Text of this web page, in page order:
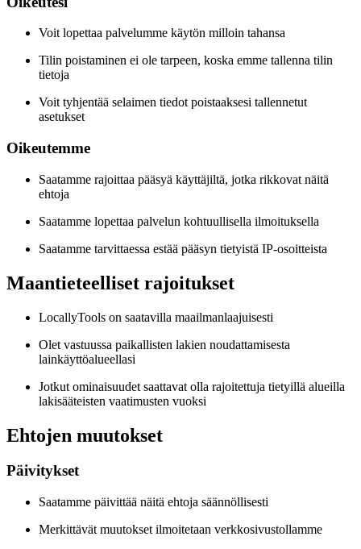
Voit lopettaa palvelumme käytön milloin tahansa
Tilin poistaminen ei ole tarpeen, koska emme tallenna tilin
tietoja
Voit tyhjentää selaimen tiedot poistaaksesi tallennetut
asetukset
Oikeutemme
Saatamme rajoittaa pääsyä käyttäjiltä, jotka rikkovat näitä
ehtoja
Saatamme lopettaa palvelun kohtuullisella ilmoituksella
Saatamme tarvittaessa estää pääsyn tietyistä IP-osoitteista
Maantieteelliset rajoitukset
LocallyTools on saatavilla maailmanlaajuisesti
Olet vastuussa paikallisten lakien noudattamisesta
lainkäyttöalueellasi
Jotkut ominaisuudet saattavat olla rajoitettuja tietyillä alueilla
lakisääteisten vaatimusten vuoksi
Ehtojen muutokset
Päivitykset
Saatamme päivittää näitä ehtoja säännöllisesti
Merkittävät muutokset ilmoitetaan verkkosivustollamme